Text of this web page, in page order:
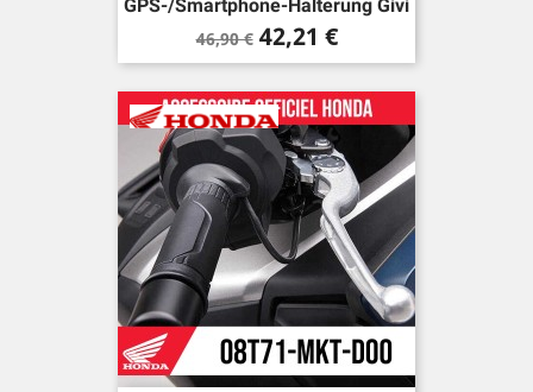
GPS-/Smartphone-Halterung Givi
Verkaufspreis
46,90 € Preis
42,21 €